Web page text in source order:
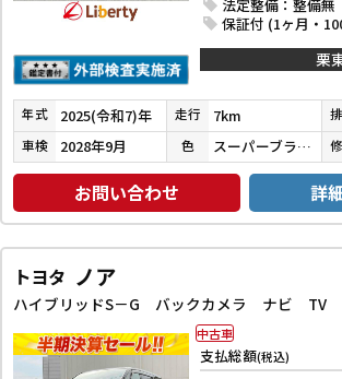
法定整備：整備無
保証付 (1ヶ月・
栗
年式 2025(令和7)年 走行 7km
車検 2028年9月 色 スーパーブラックパール
お問い合わせ 詳
トヨタ ノア
支払総額(税込)
中古車